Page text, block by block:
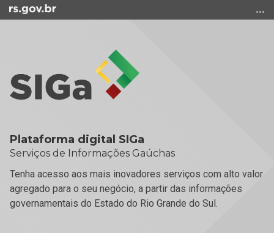
para
para
para
busca
Plataforma digital SIGa
Serviços de Informações Gaúchas
Tenha acesso aos mais inovadores serviços com alto valor
agregado para o seu negócio, a partir das informações
governamentais do Estado do Rio Grande do Sul.